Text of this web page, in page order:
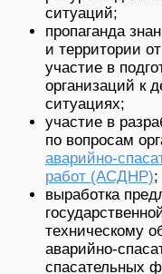
ситуаций;
пропаганда
и территории
участие в
организаций к
ситуациях;
участие в
по вопросам
аварийно-
работ (АСДНР);
выработка
техническому
аварийно-
спасательных